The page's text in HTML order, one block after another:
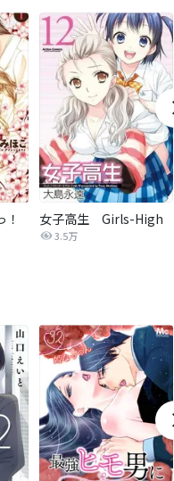
女子高生 Girls-High
3.5万